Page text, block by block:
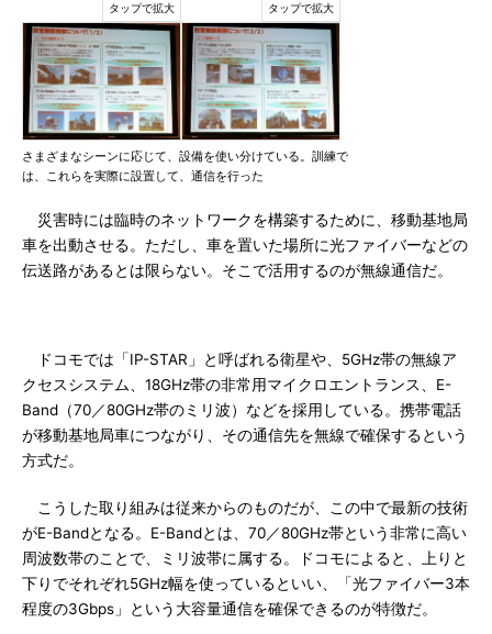
さまざまなシーンに応じて、設備を使い分けている。訓練で
は、これらを実際に設置して、通信を行った
災害時には臨時のネットワークを構築するために、移動基地局
車を出動させる。ただし、車を置いた場所に光ファイバーなどの
伝送路があるとは限らない。そこで活用するのが無線通信だ。
ドコモでは「IP-STAR」と呼ばれる衛星や、5GHz帯の無線ア
クセスシステム、18GHz帯の非常用マイクロエントランス、E-
Band（70／80GHz帯のミリ波）などを採用している。携帯電話
が移動基地局車につながり、その通信先を無線で確保するという
方式だ。
こうした取り組みは従来からのものだが、この中で最新の技術
がE-Bandとなる。E-Bandとは、70／80GHz帯という非常に高い
周波数帯のことで、ミリ波帯に属する。ドコモによると、上りと
下りでそれぞれ5GHz幅を使っているといい、「光ファイバー3本
程度の3Gbps」という大容量通信を確保できるのが特徴だ。